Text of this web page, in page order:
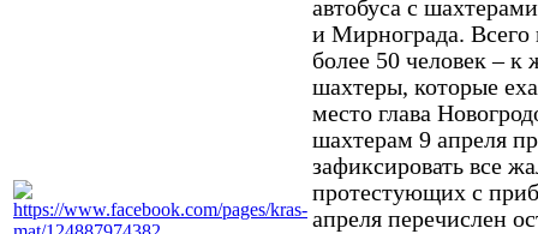
автобуса с
и Мирнограда. Всего
более 50 человек –
шахтеры, которые
место глава
шахтерам 9 апреля
зафиксировать все
протестующих с
апреля перечислен